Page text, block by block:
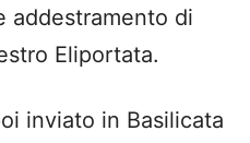
addestramento di
Eliportata.
inviato in Basilicata